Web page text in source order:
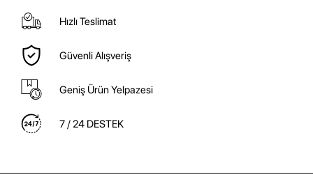
Hızlı Teslimat
Güvenli Alışveriş
Geniş Ürün Yelpazesi
7 / 24 DESTEK